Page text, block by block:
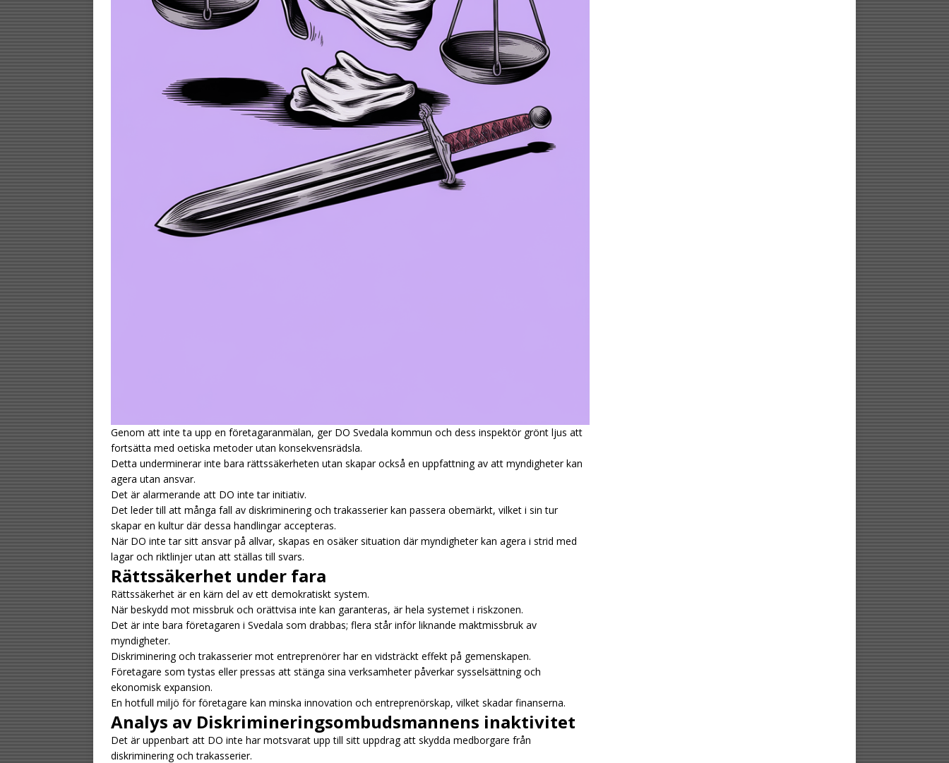
Genom att inte ta upp en företagaranmälan, ger DO Svedala kommun och dess inspektör grönt ljus att
fortsätta med oetiska metoder utan konsekvensrädsla.
Detta underminerar inte bara rättssäkerheten utan skapar också en uppfattning av att myndigheter kan
agera utan ansvar.
Det är alarmerande att DO inte tar initiativ.
Det leder till att många fall av diskriminering och trakasserier kan passera obemärkt, vilket i sin tur
skapar en kultur där dessa handlingar accepteras.
När DO inte tar sitt ansvar på allvar, skapas en osäker situation där myndigheter kan agera i strid med
lagar och riktlinjer utan att ställas till svars.
Rättssäkerhet under fara
Rättssäkerhet är en kärn del av ett demokratiskt system.
När beskydd mot missbruk och orättvisa inte kan garanteras, är hela systemet i riskzonen.
Det är inte bara företagaren i Svedala som drabbas; flera står inför liknande maktmissbruk av
myndigheter.
Diskriminering och trakasserier mot entreprenörer har en vidsträckt effekt på gemenskapen.
Företagare som tystas eller pressas att stänga sina verksamheter påverkar sysselsättning och
ekonomisk expansion.
En hotfull miljö för företagare kan minska innovation och entreprenörskap, vilket skadar finanserna.
Analys av Diskrimineringsombudsmannens inaktivitet
Det är uppenbart att DO inte har motsvarat upp till sitt uppdrag att skydda medborgare från
diskriminering och trakasserier.